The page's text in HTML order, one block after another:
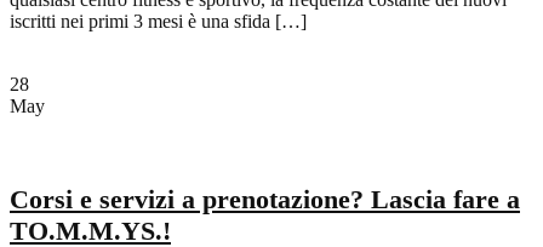
iscritti nei primi 3 mesi è una sfida […]
28
May
Corsi e servizi a prenotazione? Lascia fare a
TO.M.M.YS.!